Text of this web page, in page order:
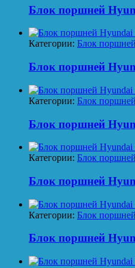
Блок поршней
Категории: Блок поршней
Блок поршней
Категории: Блок поршней
Блок поршней
Категории: Блок поршней
Блок поршней
Категории: Блок поршней
Блок поршней